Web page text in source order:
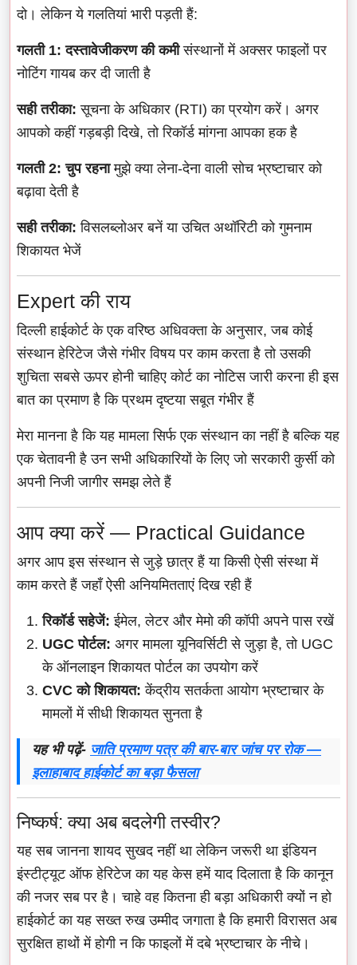
दो। लेकिन ये गलतियां भारी पड़ती हैं:
गलती 1: दस्तावेजीकरण की कमीसंस्थानों में अक्सर फाइलों पर
नोटिंग गायब कर दी जाती है
सही तरीका: सूचना के अधिकार (RTI) का प्रयोग करें। अगर
आपको कहीं गड़बड़ी दिखे, तो रिकॉर्ड मांगना आपका हक है
गलती 2: चुप रहनामुझे क्या लेना-देना वाली सोच भ्रष्टाचार को
बढ़ावा देती है
सही तरीका: विसलब्लोअर बनें या उचित अथॉरिटी को गुमनाम
शिकायत भेजें
Expert की राय
दिल्ली हाईकोर्ट के एक वरिष्ठ अधिवक्ता के अनुसार, जब कोई
संस्थान हेरिटेज जैसे गंभीर विषय पर काम करता है तो उसकी
शुचिता सबसे ऊपर होनी चाहिए कोर्ट का नोटिस जारी करना ही इस
बात का प्रमाण है कि प्रथम दृष्टया सबूत गंभीर हैं
मेरा मानना है कि यह मामला सिर्फ एक संस्थान का नहीं है बल्कि यह
एक चेतावनी है उन सभी अधिकारियों के लिए जो सरकारी कुर्सी को
अपनी निजी जागीर समझ लेते हैं
आप क्या करें — Practical Guidance
अगर आप इस संस्थान से जुड़े छात्र हैं या किसी ऐसी संस्था में
काम करते हैं जहाँ ऐसी अनियमितताएं दिख रही हैं
रिकॉर्ड सहेजें: ईमेल, लेटर और मेमो की कॉपी अपने पास रखें
UGC पोर्टल: अगर मामला यूनिवर्सिटी से जुड़ा है, तो UGC
के ऑनलाइन शिकायत पोर्टल का उपयोग करें
CVC को शिकायत: केंद्रीय सतर्कता आयोग भ्रष्टाचार के
मामलों में सीधी शिकायत सुनता है
यह भी पढ़ें- जाति प्रमाण पत्र की बार-बार जांच पर रोक —
इलाहाबाद हाईकोर्ट का बड़ा फैसला
निष्कर्ष: क्या अब बदलेगी तस्वीर?
यह सब जानना शायद सुखद नहीं था लेकिन जरूरी था इंडियन
इंस्टीट्यूट ऑफ हेरिटेज का यह केस हमें याद दिलाता है कि कानून
की नजर सब पर है। चाहे वह कितना ही बड़ा अधिकारी क्यों न हो
हाईकोर्ट का यह सख्त रुख उम्मीद जगाता है कि हमारी विरासत अब
सुरक्षित हाथों में होगी न कि फाइलों में दबे भ्रष्टाचार के नीचे।